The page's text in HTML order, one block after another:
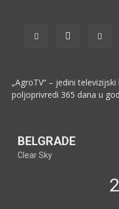
„AgroTV“ – jedini
poljoprivredi 365 dana u
BELGRADE
Clear Sky